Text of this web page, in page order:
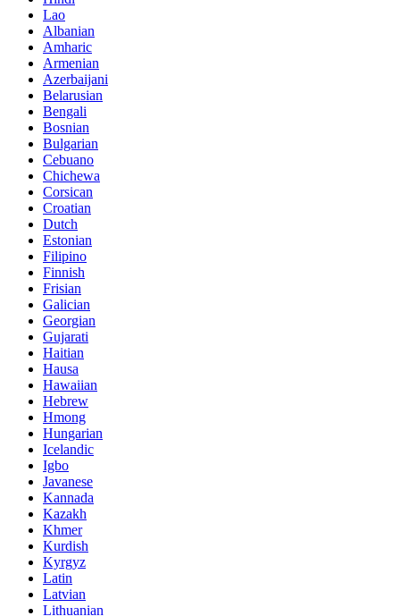
Lao
Albanian
Amharic
Armenian
Azerbaijani
Belarusian
Bengali
Bosnian
Bulgarian
Cebuano
Chichewa
Corsican
Croatian
Dutch
Estonian
Filipino
Finnish
Frisian
Galician
Georgian
Gujarati
Haitian
Hausa
Hawaiian
Hebrew
Hmong
Hungarian
Icelandic
Igbo
Javanese
Kannada
Kazakh
Khmer
Kurdish
Kyrgyz
Latin
Latvian
Lithuanian